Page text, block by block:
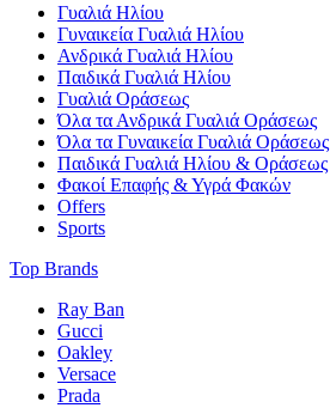
Γυαλιά Ηλίου
Γυναικεία Γυαλιά Ηλίου
Ανδρικά Γυαλιά Ηλίου
Παιδικά Γυαλιά Ηλίου
Γυαλιά Οράσεως
Όλα τα Ανδρικά Γυαλιά Οράσεως
Όλα τα Γυναικεία Γυαλιά Οράσεως
Παιδικά Γυαλιά Ηλίου & Οράσεως
Φακοί Επαφής & Υγρά Φακών
Offers
Sports
Top Brands
Ray Ban
Gucci
Oakley
Versace
Prada